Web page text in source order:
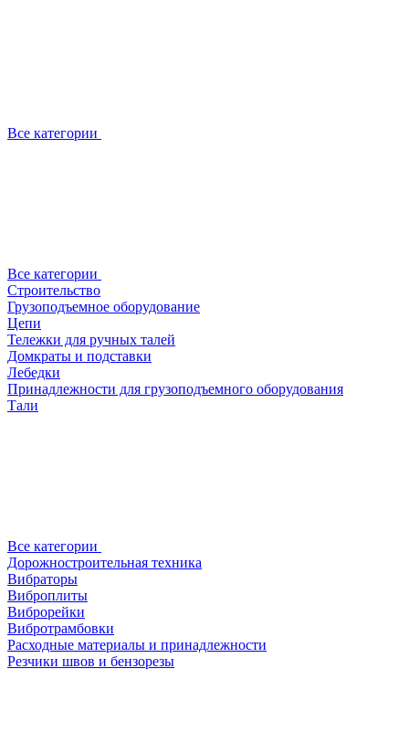
Все категории
Все категории
Строительство
Грузоподъемное оборудование
Цепи
Тележки для ручных талей
Домкраты и подставки
Лебедки
Принадлежности для грузоподъемного оборудования
Тали
Все категории
Дорожностроительная техника
Вибраторы
Виброплиты
Виброрейки
Вибротрамбовки
Расходные материалы и принадлежности
Резчики швов и бензорезы